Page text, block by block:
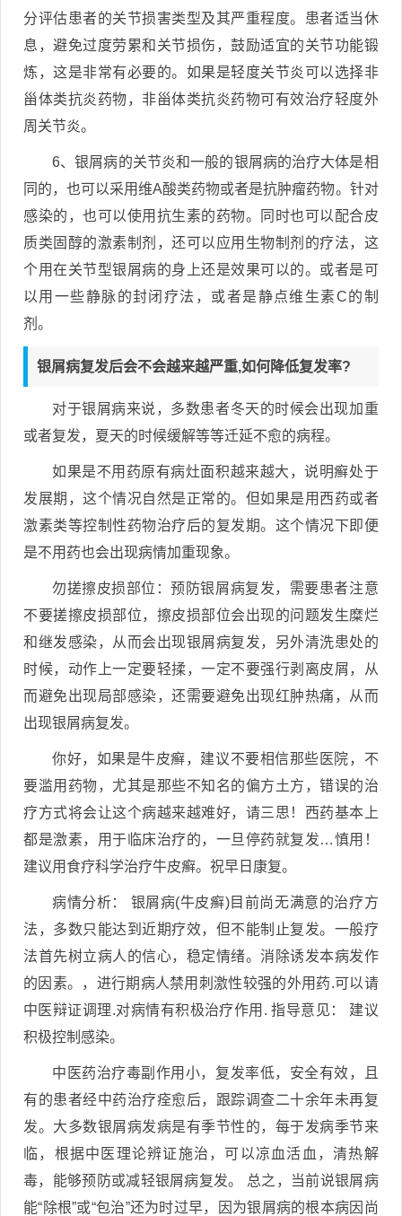
分评估患者的关节损害类型及其严重程度。患者适当休
息，避免过度劳累和关节损伤，鼓励适宜的关节功能锻
炼，这是非常有必要的。如果是轻度关节炎可以选择非
甾体类抗炎药物，非甾体类抗炎药物可有效治疗轻度外
周关节炎。
6、银屑病的关节炎和一般的银屑病的治疗大体是相
同的，也可以采用维A酸类药物或者是抗肿瘤药物。针对
感染的，也可以使用抗生素的药物。同时也可以配合皮
质类固醇的激素制剂，还可以应用生物制剂的疗法，这
个用在关节型银屑病的身上还是效果可以的。或者是可
以用一些静脉的封闭疗法，或者是静点维生素C的制
剂。
银屑病复发后会不会越来越严重,如何降低复发率?
对于银屑病来说，多数患者冬天的时候会出现加重
或者复发，夏天的时候缓解等等迁延不愈的病程。
如果是不用药原有病灶面积越来越大，说明癣处于
发展期，这个情况自然是正常的。但如果是用西药或者
激素类等控制性药物治疗后的复发期。这个情况下即便
是不用药也会出现病情加重现象。
勿搓擦皮损部位：预防银屑病复发，需要患者注意
不要搓擦皮损部位，擦皮损部位会出现的问题发生糜烂
和继发感染，从而会出现银屑病复发，另外清洗患处的
时候，动作上一定要轻揉，一定不要强行剥离皮屑，从
而避免出现局部感染，还需要避免出现红肿热痛，从而
出现银屑病复发。
你好，如果是牛皮癣，建议不要相信那些医院，不
要滥用药物，尤其是那些不知名的偏方土方，错误的治
疗方式将会让这个病越来越难好，请三思！西药基本上
都是激素，用于临床治疗的，一旦停药就复发…慎用！
建议用食疗科学治疗牛皮癣。祝早日康复。
病情分析： 银屑病(牛皮癣)目前尚无满意的治疗方
法，多数只能达到近期疗效，但不能制止复发。一般疗
法首先树立病人的信心，稳定情绪。消除诱发本病发作
的因素。，进行期病人禁用刺激性较强的外用药.可以请
中医辩证调理.对病情有积极治疗作用. 指导意见： 建议
积极控制感染。
中医药治疗毒副作用小，复发率低，安全有效，且
有的患者经中药治疗痊愈后，跟踪调查二十余年未再复
发。大多数银屑病发病是有季节性的，每于发病季节来
临，根据中医理论辨证施治，可以凉血活血，清热解
毒，能够预防或减轻银屑病复发。 总之，当前说银屑病
能“除根”或“包治”还为时过早，因为银屑病的根本病因尚